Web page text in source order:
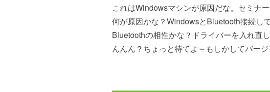
これはWindowsマシンが原因だな。セミナ
何が原因かな？WindowsとBluetooth接続し
Bluetoothの相性かな？ドライバーを入れ直
んんん？ちょっと待てよ～もしかしてバー